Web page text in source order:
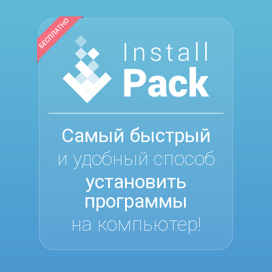
Самый быстрый
и удобный способ
установить
программы
на компьютер!